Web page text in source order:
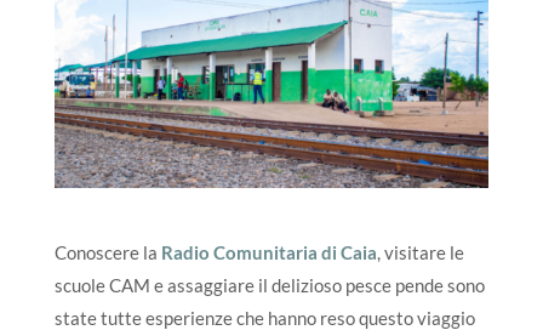
Conoscere la Radio Comunitaria di Caia, visitare le
scuole CAM e assaggiare il delizioso pesce pende sono
state tutte esperienze che hanno reso questo viaggio